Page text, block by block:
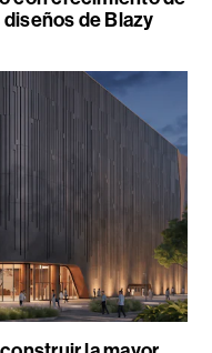
de Blazy